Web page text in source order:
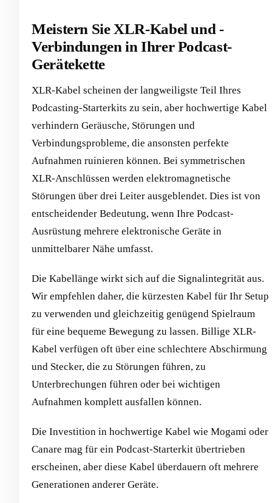
Meistern Sie XLR-Kabel und -
Verbindungen in Ihrer Podcast-
Gerätekette
XLR-Kabel scheinen der langweiligste Teil Ihres
Podcasting-Starterkits zu sein, aber hochwertige Kabel
verhindern Geräusche, Störungen und
Verbindungsprobleme, die ansonsten perfekte
Aufnahmen ruinieren können. Bei symmetrischen
XLR-Anschlüssen werden elektromagnetische
Störungen über drei Leiter ausgeblendet. Dies ist von
entscheidender Bedeutung, wenn Ihre Podcast-
Ausrüstung mehrere elektronische Geräte in
unmittelbarer Nähe umfasst.
Die Kabellänge wirkt sich auf die Signalintegrität aus.
Wir empfehlen daher, die kürzesten Kabel für Ihr Setup
zu verwenden und gleichzeitig genügend Spielraum
für eine bequeme Bewegung zu lassen. Billige XLR-
Kabel verfügen oft über eine schlechtere Abschirmung
und Stecker, die zu Störungen führen, zu
Unterbrechungen führen oder bei wichtigen
Aufnahmen komplett ausfallen können.
Die Investition in hochwertige Kabel wie Mogami oder
Canare mag für ein Podcast-Starterkit übertrieben
erscheinen, aber diese Kabel überdauern oft mehrere
Generationen anderer Geräte.